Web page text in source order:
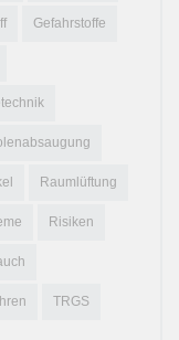
Gefahrstoffe
Raumlüftung
Risiken
TRGS